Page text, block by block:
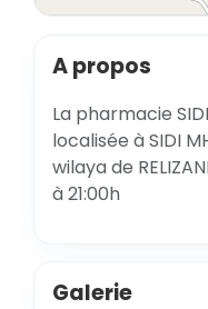
A propos
La pharmacie
localisée à SIDI
wilaya de
à 21:00h
Galerie